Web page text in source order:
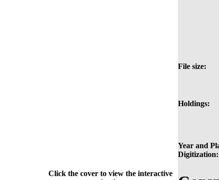
File size:
Holdings:
Year and
Digitization:
Click the cover to view the interactive